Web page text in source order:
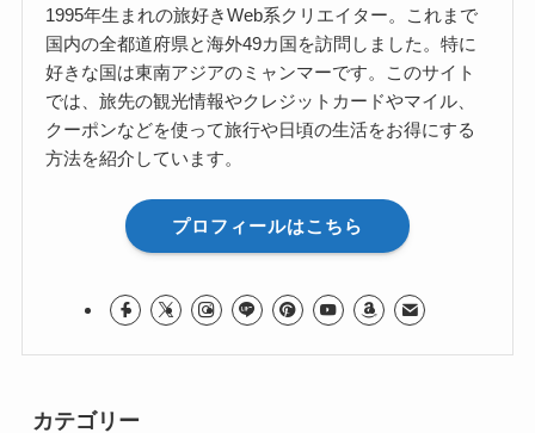
1995年生まれの旅好きWeb系クリエイター。これまで
国内の全都道府県と海外49カ国を訪問しました。特に
好きな国は東南アジアのミャンマーです。このサイト
では、旅先の観光情報やクレジットカードやマイル、
クーポンなどを使って旅行や日頃の生活をお得にする
方法を紹介しています。
プロフィールはこちら
カテゴリー